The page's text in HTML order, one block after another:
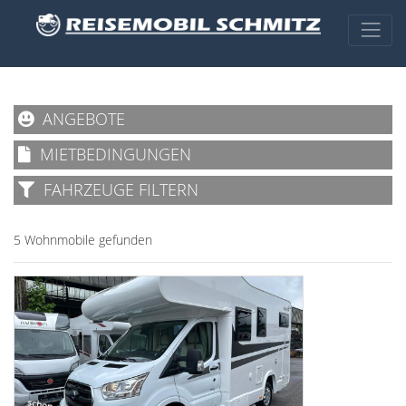
ANGEBOTE
MIETBEDINGUNGEN
FAHRZEUGE FILTERN
5 Wohnmobile gefunden